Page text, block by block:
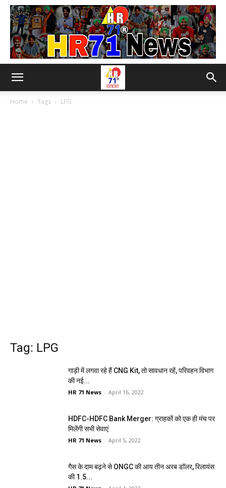
Home Tags LPG
Tag: LPG
गाड़ी में लगवा रहे हैं CNG Kit, तो सावधान रहें, परिवहन विभाग
की नई...
HR 71 News - April 16, 2022
HDFC-HDFC Bank Merger: ग्राहकों को एक ही मंच पर
मिलेंगी सभी सेवाएं
HR 71 News - April 5, 2022
गैस के दाम बढ़ने से ONGC की आय तीन अरब डॉलर, रिलायंस
की 1.5...